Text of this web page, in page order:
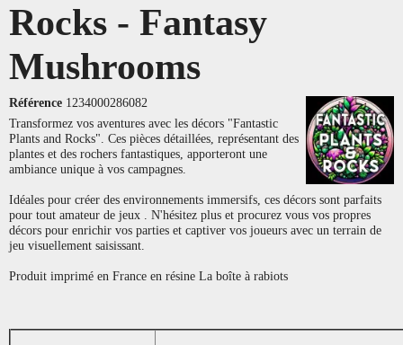
Rocks - Fantasy
Mushrooms
Référence 1234000286082
Transformez vos aventures avec les décors "Fantastic
Plants and Rocks". Ces pièces détaillées, représentant des
plantes et des rochers fantastiques, apporteront une
ambiance unique à vos campagnes.
Idéales pour créer des environnements immersifs, ces décors sont parfaits
pour tout amateur de jeux . N'hésitez plus et procurez vous vos propres
décors pour enrichir vos parties et captiver vos joueurs avec un terrain de
jeu visuellement saisissant.
Produit imprimé en France en résine La boîte à rabiots